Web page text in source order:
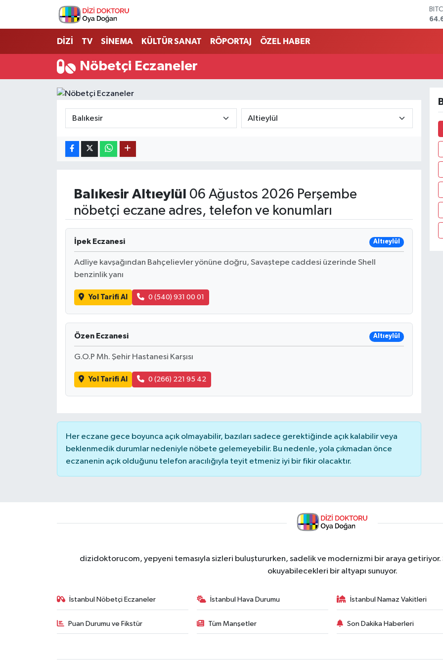
DİZİ TV SİNEMA KÜLTÜR SANAT RÖPORTAJ ÖZEL HABER
Nöbetçi Eczaneler
Balıkesir Altıeylül 06 Ağustos 2026 Perşembe
nöbetçi eczane adres, telefon ve konumları
İpek Eczanesi Altıeylül
Adliye kavşağından Bahçelievler yönüne doğru, Savaştepe caddesi üzerinde Shell
benzinlik yanı
Yol Tarifi Al 0 (540) 931 00 01
Özen Eczanesi Altıeylül
G.O.P Mh. Şehir Hastanesi Karşısı
Yol Tarifi Al 0 (266) 221 95 42
Her eczane gece boyunca açık olmayabilir, bazıları sadece gerektiğinde açık kalabilir veya
beklenmedik durumlar nedeniyle nöbete gelemeyebilir. Bu nedenle, yola çıkmadan önce
eczanenin açık olduğunu telefon aracılığıyla teyit etmeniz iyi bir fikir olacaktır.
dizidoktorucom, yepyeni temasıyla sizleri buluştururken, sadelik ve modernizmi bir araya getiriyor.
okuyabilecekleri bir altyapı sunuyor.
İstanbul Nöbetçi Eczaneler İstanbul Hava Durumu İstanbul Namaz Vakitleri
Puan Durumu ve Fikstür Tüm Manşetler Son Dakika Haberleri
İstanbul Nöbetçi Eczaneler
İstanbul Hava Durumu
İstanbul Namaz Vakitleri
Son Dakika Haberleri